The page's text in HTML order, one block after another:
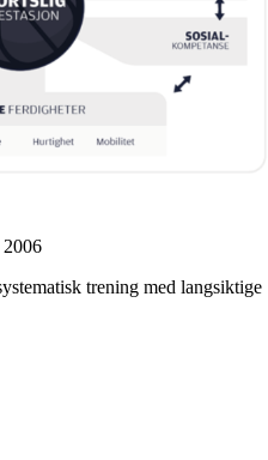
trening med langsiktige